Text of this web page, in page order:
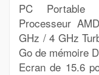
PC Portable
Processeur
GHz / 4 GHz
Go de mémoire
Ecran de 15.6